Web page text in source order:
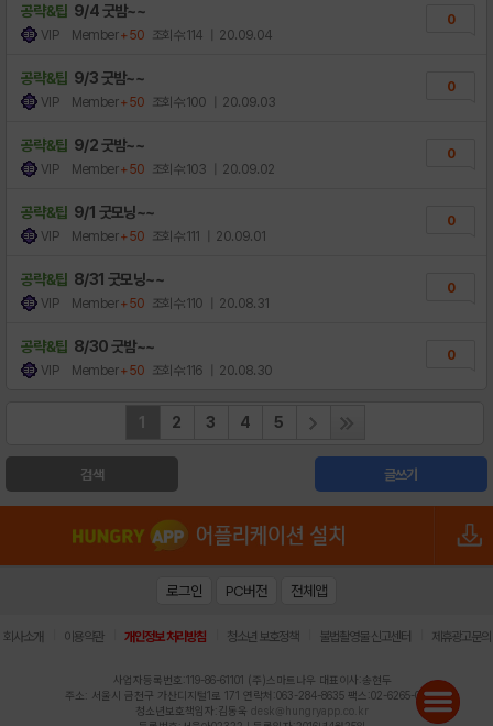
공략&팁 9/4 굿밤~~
VIP Member+50 조회수:114 | 20.09.04
0
공략&팁 9/3 굿밤~~
VIP Member+50 조회수:100 | 20.09.03
0
공략&팁 9/2 굿밤~~
VIP Member+50 조회수:103 | 20.09.02
0
공략&팁 9/1 굿모닝~~
VIP Member+50 조회수:111 | 20.09.01
0
공략&팁 8/31 굿모닝~~
VIP Member+50 조회수:110 | 20.08.31
0
공략&팁 8/30 굿밤~~
VIP Member+50 조회수:116 | 20.08.30
0
1 2 3 4 5
검색 글쓰기
로그인 PC버전 전체앱
회사소개 이용약관 개인정보 처리방침 청소년 보호정책 불법촬영물 신고센터 제휴광고문의
사업자등록번호:119-86-61101 (주)스마트나우 대표이사:송현두
주소: 서울시 금천구 가산디지털1로 171 연락처:063-284-8635 팩스:02-6265-0377
청소년보호책임자:김동욱 desk@hungryapp.co.kr